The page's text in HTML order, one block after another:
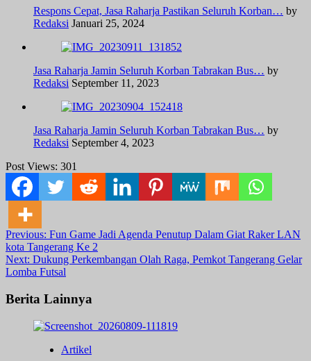
Respons Cepat, Jasa Raharja Pastikan Seluruh Korban… by
Redaksi Januari 25, 2024
Jasa Raharja Jamin Seluruh Korban Tabrakan Bus… by
Redaksi September 11, 2023
Jasa Raharja Jamin Seluruh Korban Tabrakan Bus… by
Redaksi September 4, 2023
Post Views: 301
Post
navigation
Previous: Fun Game Jadi Agenda Penutup Dalam Giat Raker LAN
kota Tangerang Ke 2
Next: Dukung Perkembangan Olah Raga, Pemkot Tangerang Gelar
Lomba Futsal
Berita Lainnya
Artikel